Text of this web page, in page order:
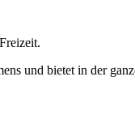
und bietet in der